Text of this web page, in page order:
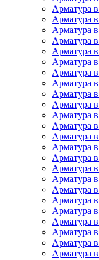
Арматура
Арматура
Арматура
Арматура
Арматура
Арматура
Арматура
Арматура
Арматура
Арматура
Арматура
Арматура
Арматура
Арматура
Арматура
Арматура
Арматура
Арматура
Арматура
Арматура
Арматура
Арматура
Арматура
Арматура